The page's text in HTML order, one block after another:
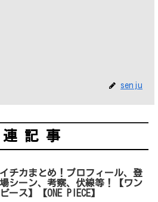
senju
連記事
イチカまとめ！プロフィール、登
場シーン、考察、伏線等！【ワン
ピース】【ONE PIECE】